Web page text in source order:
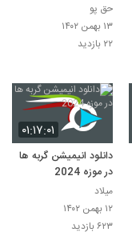
حق پو
۱۳ بهمن ۱۴۰۲
۲۲ بازدید
۰۱:۱۷:۰۱
دانلود انیمیشن گربه ها
در موزه 2024
میلاد
۱۲ بهمن ۱۴۰۲
۶۲۳ بازدید